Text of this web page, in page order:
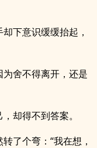
下意识缓缓抬起，
舍不得离开，还是
却得不到答案。
了个弯：“我在想，